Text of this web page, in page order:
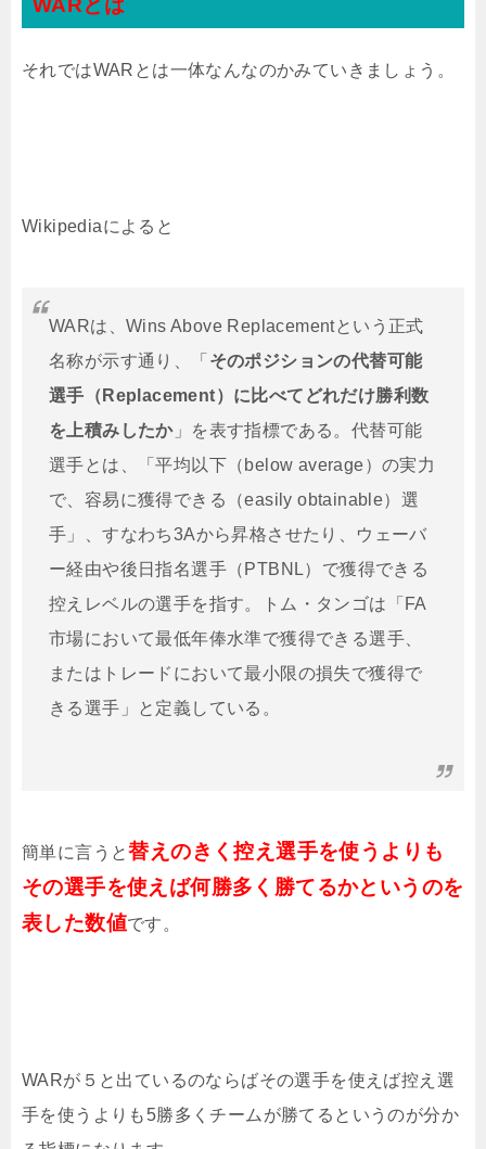
それではWARとは一体なんなのかみていきましょう。
Wikipediaによると
WARは、Wins Above Replacementという正式
名称が示す通り、「 そのポジションの代替可能
選手（Replacement）に比べてどれだけ勝利数
を上積みしたか」を表す指標である。代替可能
選手とは、「平均以下（below average）の実力
で、容易に獲得できる（easily obtainable）選
手」、すなわち3Aから昇格させたり、ウェーバ
ー経由や後日指名選手（PTBNL）で獲得できる
控えレベルの選手を指す。トム・タンゴは「FA
市場において最低年俸水準で獲得できる選手、
またはトレードにおいて最小限の損失で獲得で
きる選手」と定義している。
簡単に言うと替えのきく控え選手を使うよりも
その選手を使えば何勝多く勝てるかというのを
表した数値です。
WARが５と出ているのならばその選手を使えば控え選
手を使うよりも5勝多くチームが勝てるというのが分か